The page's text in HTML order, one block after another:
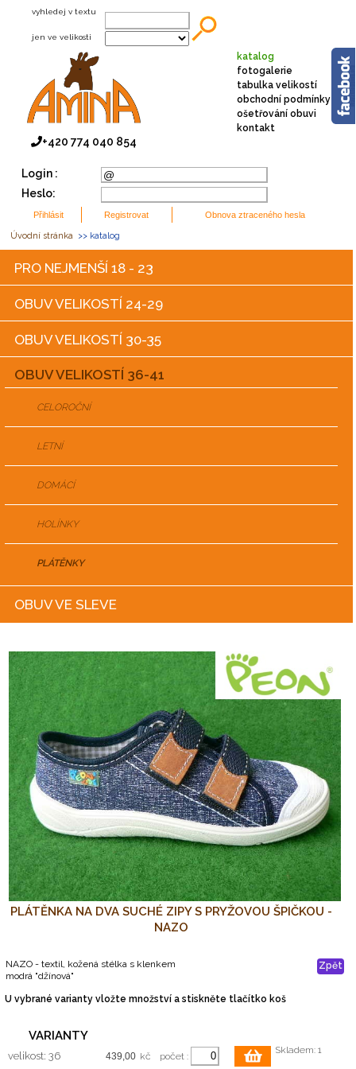
+420 774 040 854
vyhledej v textu
jen ve velikosti
Login :
Heslo:
Úvodní stránka >> katalog
katalog
fotogalerie
tabulka velikostí
obchodní podmínky
ošetřování obuvi
kontakt
PRO NEJMENŠÍ 18 - 23
OBUV VELIKOSTÍ 24-29
OBUV VELIKOSTÍ 30-35
OBUV VELIKOSTÍ 36-41
CELOROČNÍ
LETNÍ
DOMÁCÍ
HOLÍNKY
PLÁTĚNKY
OBUV VE SLEVE
PLÁTĚNKA NA DVA SUCHÉ ZIPY S PRYŽOVOU ŠPIČKOU -
NAZO
Zpět
NAZO - textil, kožená stélka s klenkem
modrá "džínová"
U vybrané varianty vložte množství a stiskněte tlačítko koš
VARIANTY
velikost: 36 kč počet :
Skladem: 1